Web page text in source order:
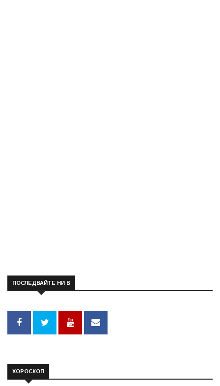
ПОСЛЕДВАЙТЕ НИ В
ХОРОСКОП